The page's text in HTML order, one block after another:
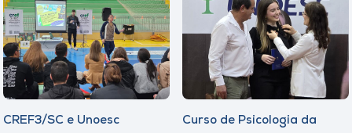
CREF3/SC e Unoesc Curso de Psicologia da